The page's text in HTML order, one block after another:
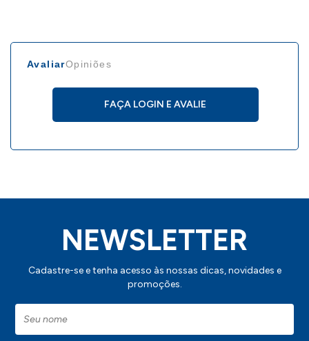
AvaliarOpiniões
FAÇA LOGIN E AVALIE
NEWSLETTER
Cadastre-se e tenha acesso às nossas dicas, novidades e
promoções.